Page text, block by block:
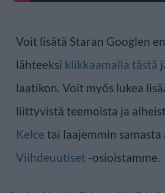
Voit lisätä Staran Googlen
lähteeksi klikkaamalla tästä
laatikon. Voit myös lukea
liittyvistä teemoista ja
Kelce tai laajemmin samasta
Viihdeuutiset -osioistamme.